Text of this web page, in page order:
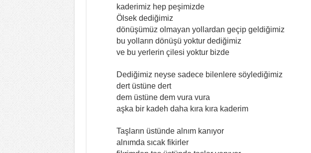
kaderimiz hep peşimizde
Ölsek dediğimiz
dönüşümüz olmayan yollardan geçip geldiğimiz
bu yolların dönüşü yoktur dediğimiz
ve bu yerlerin çilesi yoktur bizde
Dediğimiz neyse sadece bilenlere söylediğimiz
dert üstüne dert
dem üstüne dem vura vura
aşka bir kadeh daha kıra kıra kaderim
Taşların üstünde alnım kanıyor
alnımda sıcak fikirler